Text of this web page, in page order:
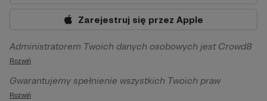
Zarejestruj się przez Apple
Administratorem Twoich danych osobowych jest Crowd8
sp. z o.o. z siedziba w Warszawie, ul. Żwirki i Wigury 16, 02-
092 Warszawa. Twoje dane osobowe będą przetwarzane w
szczególności w celu wykonania umowy zawartej z Tobą, w
Rozwiń
Gwarantujemy spełnienie wszystkich Twoich praw
wynikających z ogólnego rozporządzenia o ochronie
Rozwiń